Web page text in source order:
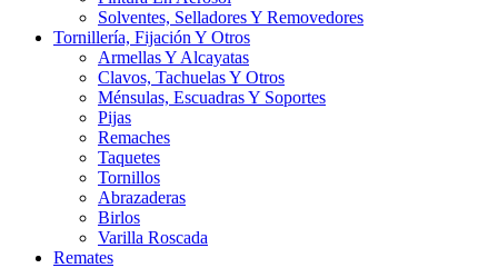
Solventes, Selladores Y Removedores
Tornillería, Fijación Y Otros
Armellas Y Alcayatas
Clavos, Tachuelas Y Otros
Ménsulas, Escuadras Y Soportes
Pijas
Remaches
Taquetes
Tornillos
Abrazaderas
Birlos
Varilla Roscada
Remates